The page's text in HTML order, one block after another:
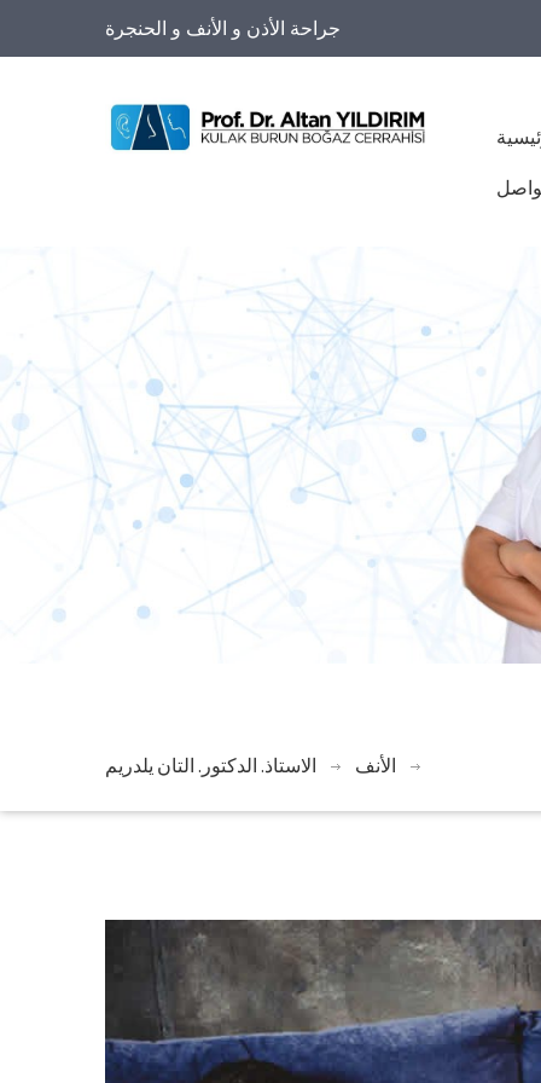
جراحة الأذن و الأنف و الحنجرة
الاستاذ. الدكتور. التان يلدريم الأنف